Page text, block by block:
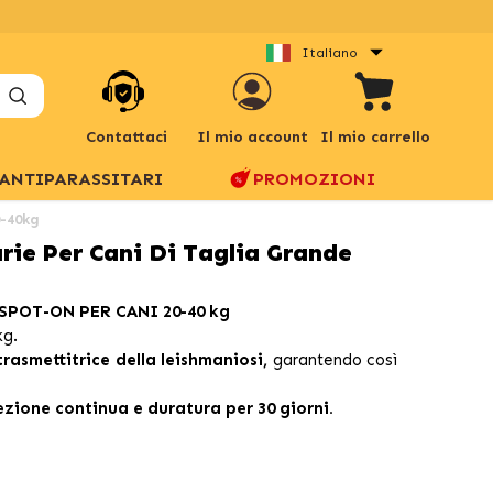
Italiano
Contattaci Il mio account Il mio carrello
PROMOZIONI
Per Cani Di Taglia Grande
ON PER CANI 20-40 kg
della leishmaniosi, garantendo così
continua e duratura per 30 giorni.